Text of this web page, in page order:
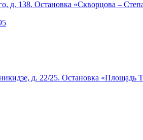
д. 138. Остановка «Скворцова –
д. 22/25. Остановка «Площадь